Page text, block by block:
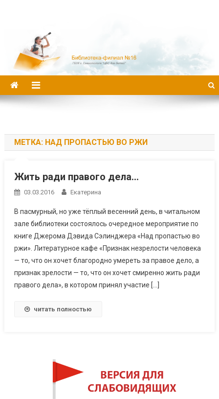
МЕТКА: НАД ПРОПАСТЬЮ ВО РЖИ
Жить ради правого дела…
03.03.2016 Екатерина
В пасмурный, но уже тёплый весенний день, в читальном
зале библиотеки состоялось очередное мероприятие по
книге Джерома Дэвида Сэлинджера «Над пропастью во
ржи». Литературное кафе «Признак незрелости человека
— то, что он хочет благородно умереть за правое дело, а
признак зрелости — то, что он хочет смиренно жить ради
правого дела», в котором принял участие […]
читать полностью